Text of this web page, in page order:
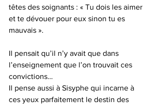
têtes des soignants : « Tu dois les aimer
et te dévouer pour eux sinon tu es
mauvais ».
Il pensait qu’il n’y avait que dans
l’enseignement que l’on trouvait ces
convictions…
Il pense aussi à Sisyphe qui incarne à
ces yeux parfaitement le destin des